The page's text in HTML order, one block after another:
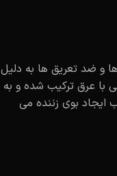
و ضد تعریق ها به دلیل
با عرق ترکیب شده و به
بوی زننده می